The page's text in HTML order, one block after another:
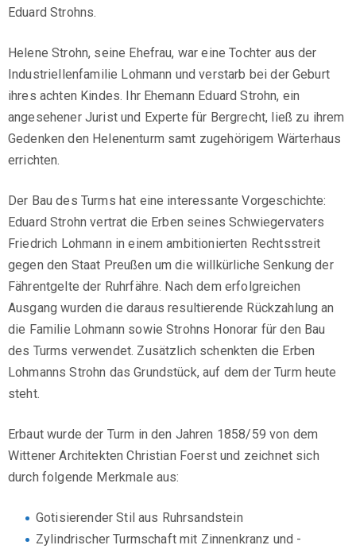
Eduard Strohns.
Helene Strohn, seine Ehefrau, war eine Tochter aus der
Industriellenfamilie Lohmann und verstarb bei der Geburt
ihres achten Kindes. Ihr Ehemann Eduard Strohn, ein
angesehener Jurist und Experte für Bergrecht, ließ zu ihrem
Gedenken den Helenenturm samt zugehörigem Wärterhaus
errichten.
Der Bau des Turms hat eine interessante Vorgeschichte:
Eduard Strohn vertrat die Erben seines Schwiegervaters
Friedrich Lohmann in einem ambitionierten Rechtsstreit
gegen den Staat Preußen um die willkürliche Senkung der
Fährentgelte der Ruhrfähre. Nach dem erfolgreichen
Ausgang wurden die daraus resultierende Rückzahlung an
die Familie Lohmann sowie Strohns Honorar für den Bau
des Turms verwendet. Zusätzlich schenkten die Erben
Lohmanns Strohn das Grundstück, auf dem der Turm heute
steht.
Erbaut wurde der Turm in den Jahren 1858/59 von dem
Wittener Architekten Christian Foerst und zeichnet sich
durch folgende Merkmale aus:
Gotisierender Stil aus Ruhrsandstein
Zylindrischer Turmschaft mit Zinnenkranz und -